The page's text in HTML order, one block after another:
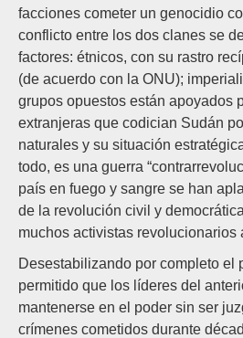
facciones cometer un genocidio
conflicto entre los dos clanes se
factores: étnicos, con su rastro
(de acuerdo con la ONU);
grupos opuestos están apoyados
extranjeras que codician Sudán
naturales y su situación
todo, es una guerra
país en fuego y sangre se han
de la revolución civil y
muchos activistas revolucionarios
Desestabilizando por completo el
permitido que los líderes del
mantenerse en el poder sin ser
crímenes cometidos durante